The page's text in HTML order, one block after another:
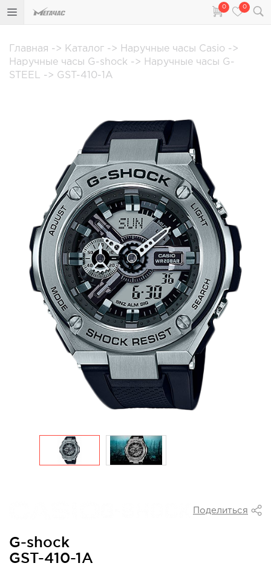
0 0
Главная -> Каталог -> Наручные часы Casio ->
Наручные часы G-shock -> Наручные часы G-
STEEL -> GST-410-1A
Поделиться
G-shock
GST-410-1A